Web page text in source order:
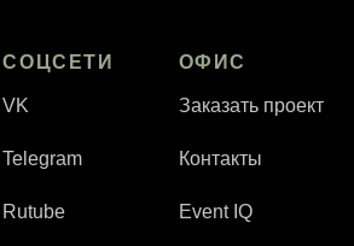
СОЦСЕТИ
VK
Telegram
Rutube
ОФИС
Заказать проект
Контакты
Event IQ